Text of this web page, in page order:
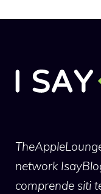
network
comprende siti